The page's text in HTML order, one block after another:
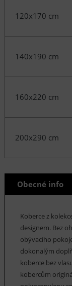
120x170 cm
140x190 cm
160x220 cm
200x290 cm
Obecné info
Koberce z
designem. Bez
obývacího
dokonalým
koberce bez
kobercům